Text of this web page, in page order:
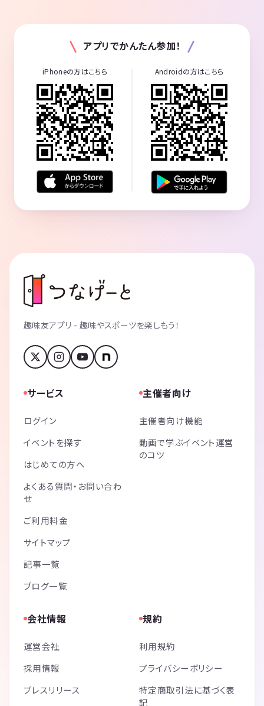
アプリでかんたん参加！
iPhoneの方はこちら Androidの方はこちら
趣味友アプリ - 趣味やスポーツを楽しもう！
サービス
ログイン
イベントを探す
はじめての方へ
よくある質問・お問い合わ
せ
ご利用料金
サイトマップ
記事一覧
ブログ一覧
主催者向け
主催者向け機能
動画で学ぶイベント運営
のコツ
会社情報
運営会社
採用情報
プレスリリース
規約
利用規約
プライバシーポリシー
特定商取引法に基づく表
記